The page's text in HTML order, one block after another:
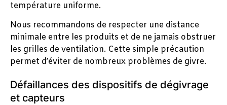
température uniforme.
Nous recommandons de respecter une distance
minimale entre les produits et de ne jamais obstruer
les grilles de ventilation. Cette simple précaution
permet d’éviter de nombreux problèmes de givre.
Défaillances des dispositifs de dégivrage
et capteurs